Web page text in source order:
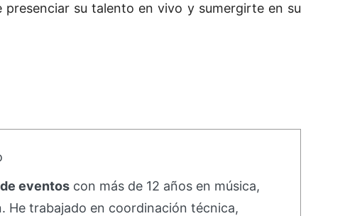
su talento en vivo y sumergirte en su
eventoscon más de 12 años en música,
He trabajado en coordinación técnica,